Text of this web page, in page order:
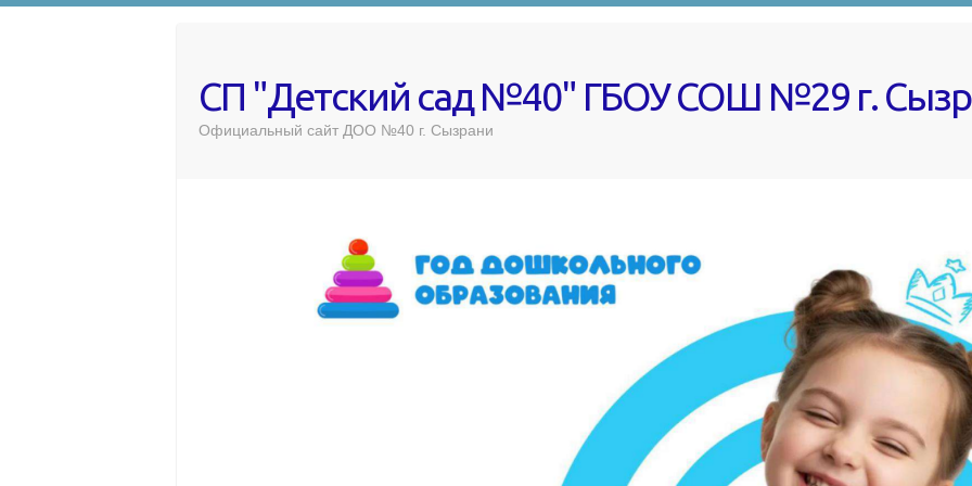
СП "Детский сад №40" ГБОУ СОШ №29 г.
Официальный сайт ДОО №40 г. Сызрани